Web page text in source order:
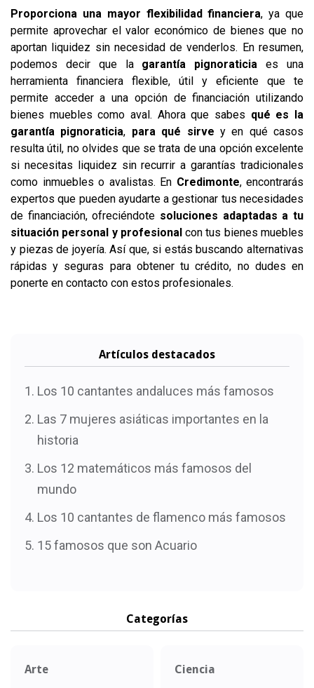
Proporciona una mayor flexibilidad financiera, ya que
permite aprovechar el valor económico de bienes que no
aportan liquidez sin necesidad de venderlos. En resumen,
podemos decir que la garantía pignoraticia es una
herramienta financiera flexible, útil y eficiente que te
permite acceder a una opción de financiación utilizando
bienes muebles como aval. Ahora que sabes qué es la
garantía pignoraticia, para qué sirve y en qué casos
resulta útil, no olvides que se trata de una opción excelente
si necesitas liquidez sin recurrir a garantías tradicionales
como inmuebles o avalistas. En Credimonte, encontrarás
expertos que pueden ayudarte a gestionar tus necesidades
de financiación, ofreciéndote soluciones adaptadas a tu
situación personal y profesionalcon tus bienes muebles
y piezas de joyería. Así que, si estás buscando alternativas
rápidas y seguras para obtener tu crédito, no dudes en
ponerte en contacto con estos profesionales.
Artículos destacados
Los 10 cantantes andaluces más famosos
Las 7 mujeres asiáticas importantes en la
historia
Los 12 matemáticos más famosos del
mundo
Los 10 cantantes de flamenco más famosos
15 famosos que son Acuario
Categorías
Arte Ciencia